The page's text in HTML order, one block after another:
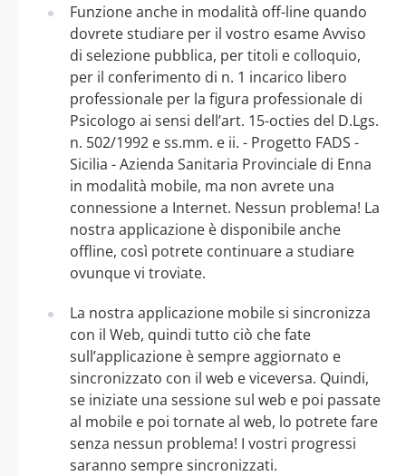
Funzione anche in modalità off-line quando
dovrete studiare per il vostro esame Avviso
di selezione pubblica, per titoli e colloquio,
per il conferimento di n. 1 incarico libero
professionale per la figura professionale di
Psicologo ai sensi dell’art. 15-octies del D.Lgs.
n. 502/1992 e ss.mm. e ii. - Progetto FADS -
Sicilia - Azienda Sanitaria Provinciale di Enna
in modalità mobile, ma non avrete una
connessione a Internet. Nessun problema! La
nostra applicazione è disponibile anche
offline, così potrete continuare a studiare
ovunque vi troviate.
La nostra applicazione mobile si sincronizza
con il Web, quindi tutto ciò che fate
sull’applicazione è sempre aggiornato e
sincronizzato con il web e viceversa. Quindi,
se iniziate una sessione sul web e poi passate
al mobile e poi tornate al web, lo potrete fare
senza nessun problema! I vostri progressi
saranno sempre sincronizzati.